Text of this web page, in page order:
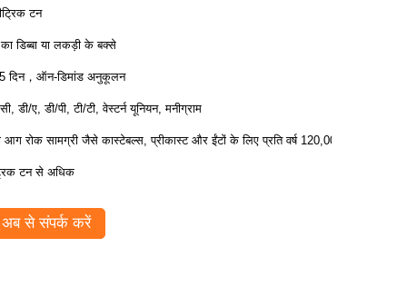
टन
का डिब्बा या लकड़ी के बक्से
दिन，ऑन-डिमांड अनुकूलन
डी/ए, डी/पी, टी/टी, वेस्टर्न यूनियन, मनीग्राम
आग रोक सामग्री जैसे कास्टेबल्स, प्रीकास्ट और ईंटों के लिए प्रति वर्ष 120,000
टन से अधिक
अब से संपर्क करें